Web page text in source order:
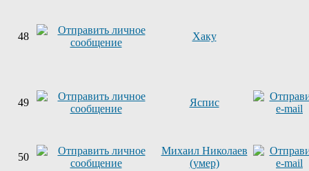
48 Хаку
49 Яспис
50
Михаил Николаев
(умер)